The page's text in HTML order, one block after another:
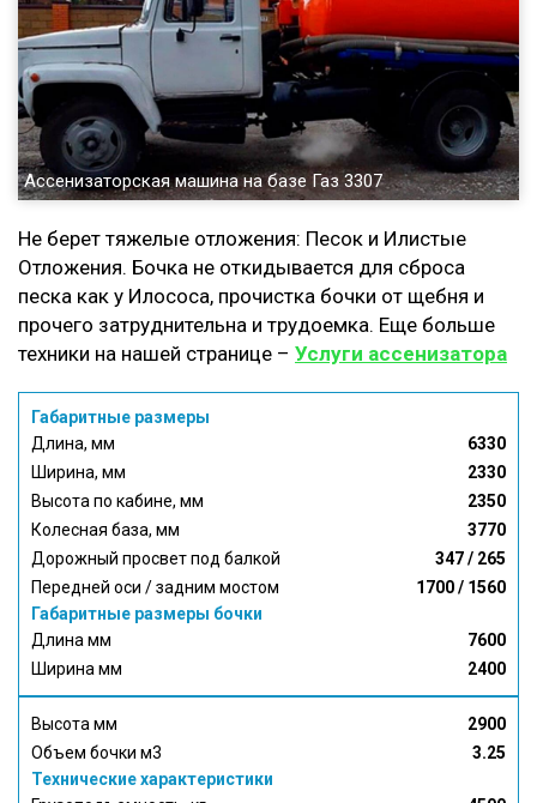
Ассенизаторская машина на базе Газ 3307
Не берет тяжелые отложения: Песок и Илистые
Отложения. Бочка не откидывается для сброса
песка как у Илососа, прочистка бочки от щебня и
прочего затруднительна и трудоемка. Еще больше
техники на нашей странице – Услуги ассенизатора
Габаритные размеры
Длина, мм
6330
Ширина, мм
2330
Высота по кабине, мм
2350
Колесная база, мм
3770
Дорожный просвет под балкой
347 / 265
Передней оси / задним мостом
1700 / 1560
Габаритные размеры бочки
Длина мм
7600
Ширина мм
2400
Высота мм
2900
Объем бочки м3
3.25
Технические характеристики